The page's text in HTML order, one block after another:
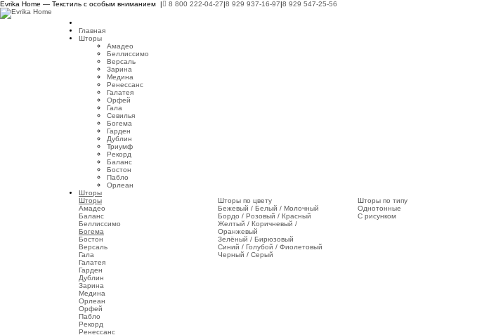
Evrika Home — Текстиль с особым вниманием | 8 800 222-04-27|8 929 937-16-97|8 929 547-25-56
Главная
Шторы
Амадео
Беллиссимо
Версаль
Зарина
Медина
Ренессанс
Галатея
Орфей
Гала
Севилья
Богема
Гарден
Дублин
Триумф
Рекорд
Баланс
Бостон
Пабло
Орлеан
Шторы
Шторы
Амадео
Баланс
Беллиссимо
Богема
Бостон
Версаль
Гала
Галатея
Гарден
Дублин
Зарина
Медина
Орлеан
Орфей
Пабло
Рекорд
Ренессанс
Шторы по цвету
Бежевый / Белый / Молочный
Бордо / Розовый / Красный
Желтый / Коричневый /
Оранжевый
Зелёный / Бирюзовый
Синий / Голубой / Фиолетовый
Черный / Серый
Шторы по типу
Однотонные
С рисунком